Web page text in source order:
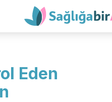
Eden